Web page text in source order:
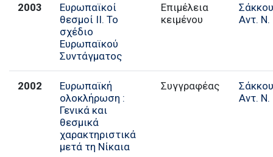
2003
Ευρωπαϊκοί
θεσμοί ΙΙ. Το
σχέδιο
Ευρωπαϊκού
Συντάγματος
Επιμέλεια
κειμένου
Αντ. Ν.
2002
Ευρωπαϊκή
ολοκλήρωση :
Γενικά και
θεσμικά
χαρακτηριστικά
μετά τη Νίκαια
Συγγραφέας
Αντ. Ν.